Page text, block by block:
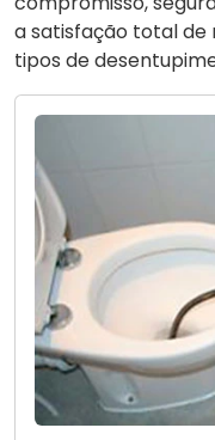
a satisfação total de
tipos de